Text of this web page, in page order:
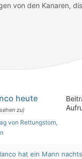
von den Kanaren,
heute
zu)
von Rettungstom,
hat ein Mann